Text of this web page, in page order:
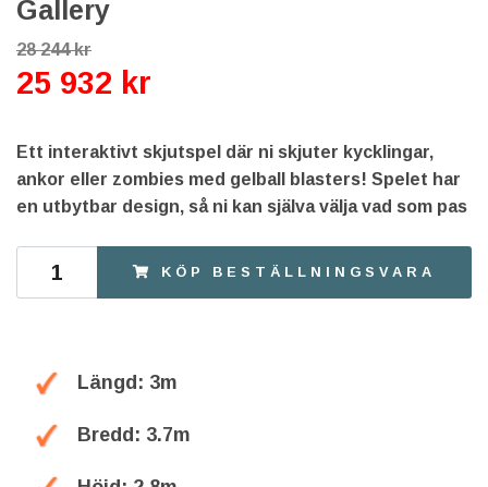
Gallery
28 244 kr
25 932 kr
Ett interaktivt skjutspel där ni skjuter kycklingar,
ankor eller zombies med gelball blasters! Spelet har
en utbytbar design, så ni kan själva välja vad som pas
KÖP BESTÄLLNINGSVARA
Längd: 3m
Bredd: 3.7m